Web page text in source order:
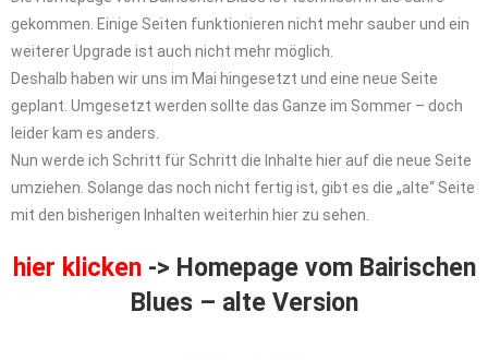
gekommen. Einige Seiten funktionieren nicht mehr sauber und ein
weiterer Upgrade ist auch nicht mehr möglich.
Deshalb haben wir uns im Mai hingesetzt und eine neue Seite
geplant. Umgesetzt werden sollte das Ganze im Sommer – doch
leider kam es anders.
Nun werde ich Schritt für Schritt die Inhalte hier auf die neue Seite
umziehen. Solange das noch nicht fertig ist, gibt es die „alte“ Seite
mit den bisherigen Inhalten weiterhin hier zu sehen.
hier klicken-> Homepage vom Bairischen
Blues – alte Version